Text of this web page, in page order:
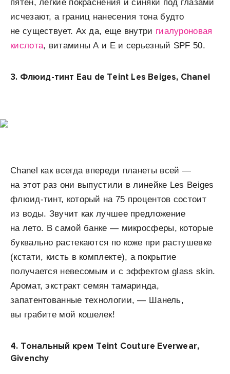
пятен, легкие покраснения и синяки под глазами
исчезают, а границ нанесения тона будто
не существует. Ах да, еще внутри гиалуроновая
кислота, витамины А и Е и серьезный SPF 50.
3. Флюид-тинт Eau de Teint Les Beiges, Chanel
Chanel как всегда впереди планеты всей —
на этот раз они выпустили в линейке Les Beiges
флюид-тинт, который на 75 процентов состоит
из воды. Звучит как лучшее предложение
на лето. В самой банке — микросферы, которые
буквально растекаются по коже при растушевке
(кстати, кисть в комплекте), а покрытие
получается невесомым и с эффектом glass skin.
Аромат, экстракт семян тамаринда,
запатентованные технологии, — Шанель,
вы грабите мой кошелек!
4. Тональный крем Teint Couture Everwear,
Givenchy